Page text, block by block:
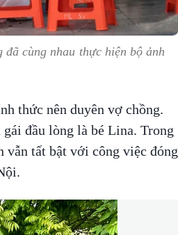
cùng nhau thực hiện bộ ảnh
thức nên duyên vợ chồng.
gái đầu lòng là bé Lina. Trong
vẫn tất bật với công việc đóng